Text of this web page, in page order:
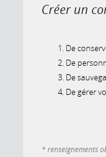
Créer un
De
De
De
De gérer
* renseignements